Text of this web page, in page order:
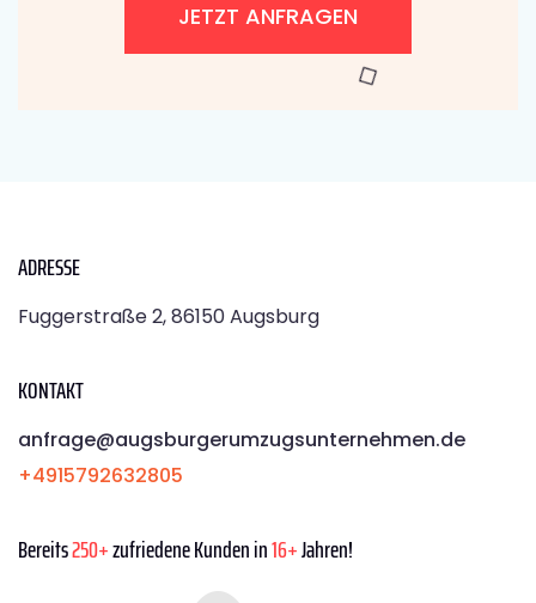
JETZT ANFRAGEN
ADRESSE
Fuggerstraße 2, 86150 Augsburg
KONTAKT
anfrage@augsburgerumzugsunternehmen.de
+4915792632805
Bereits250+zufriedene Kunden in16+Jahren!